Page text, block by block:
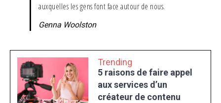
auxquelles les gens font face autour de nous.
Genna Woolston
Trending
5 raisons de faire appel
aux services d’un
créateur de contenu